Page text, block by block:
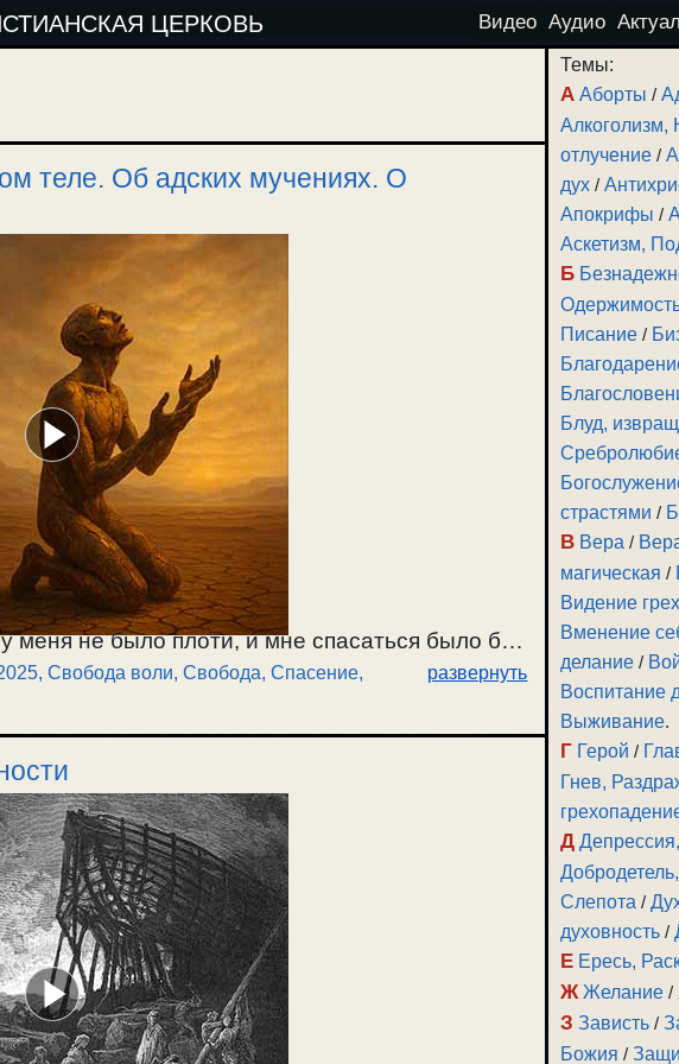
ЦЕРКОВЬ Видео Аудио
теле. Об адских мучениях. О
меня не было плоти, и мне спасаться было бы
ангелов и человека? Физическое тело
к спасению у ангела или у
и выбора. Что будет если лишить свободы
не получается избавиться от них? Пример
минут душевных страданий в вечности.
ад? Будет ли блаженствовать одержимый
человек не может избавиться от явных
О болезненном физическом состоянии,
искушения. О духовном чуде. / 25.05.2025.
, Свобода воли, Свобода, Спасение,
развернуть
Темы:
А Аборты /
Алкоголизм,
отлучение /
дух /
Апокрифы /
Аскетизм,
Б
Писание /
Блуд,
страстями /
В Вера /
магическая /
Видение
Вменение
делание /
Воспитание
Выживание.
Г Герой /
Гнев,
Д
Слепота /
духовность /
Е Ересь,
Ж Желание /
З Зависть /
Божия /